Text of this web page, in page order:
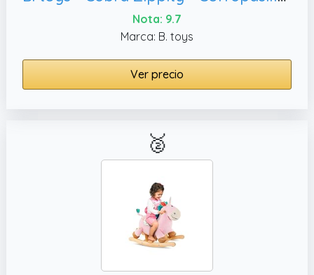
Nota: 9.7
Marca: B. toys
Ver precio
🥈